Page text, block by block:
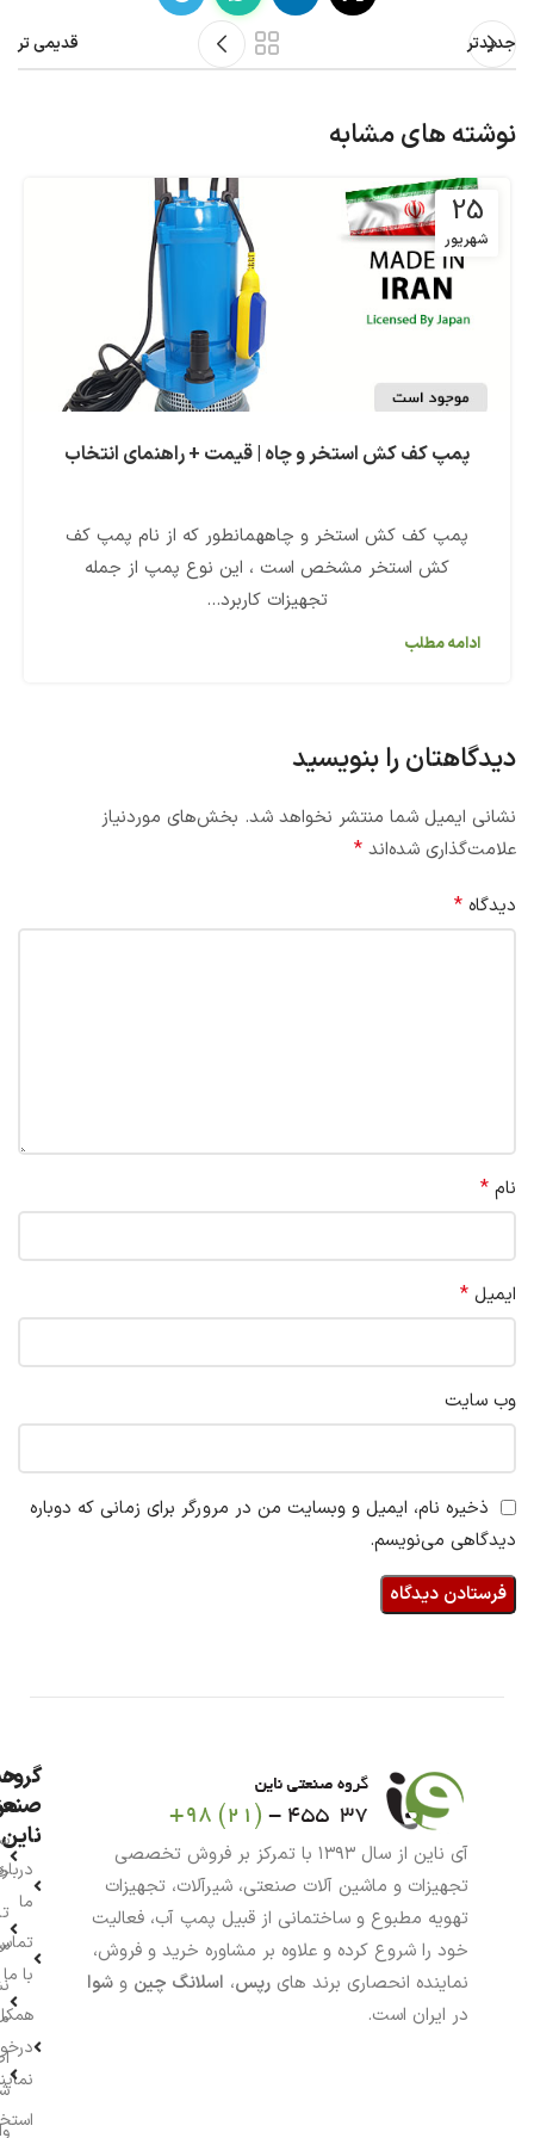
جدیدتر قدیمی تر
نوشته های مشابه
25
شهریور
پمپ کف کش استخر و چاه | قیمت + راهنمای انتخاب
پمپ کف کش استخر و چاههمانطور که از نام پمپ کف
کش استخر مشخص است ، این نوع پمپ از جمله
تجهیزات کاربرد...
ادامه مطلب
دیدگاهتان را بنویسید
نشانی ایمیل شما منتشر نخواهد شد. بخش‌های موردنیاز
علامت‌گذاری شده‌اند *
دیدگاه *
نام *
ایمیل *
وب‌ سایت
ذخیره نام، ایمیل و وبسایت من در مرورگر برای زمانی که دوباره
دیدگاهی می‌نویسم.
آی ناین از سال ۱۳۹۳ با تمرکز بر فروش تخصصی
تجهیزات و ماشین آلات صنعتی، شیرآلات، تجهیزات
تهویه مطبوع و ساختمانی از قبیل پمپ آب، فعالیت
خود را شروع کرده و علاوه بر مشاوره خرید و فروش،
نماینده انحصاری برند های رپس، اسلانگ چین و شوا
در ایران است.
گروه
ناین
ما
با ما